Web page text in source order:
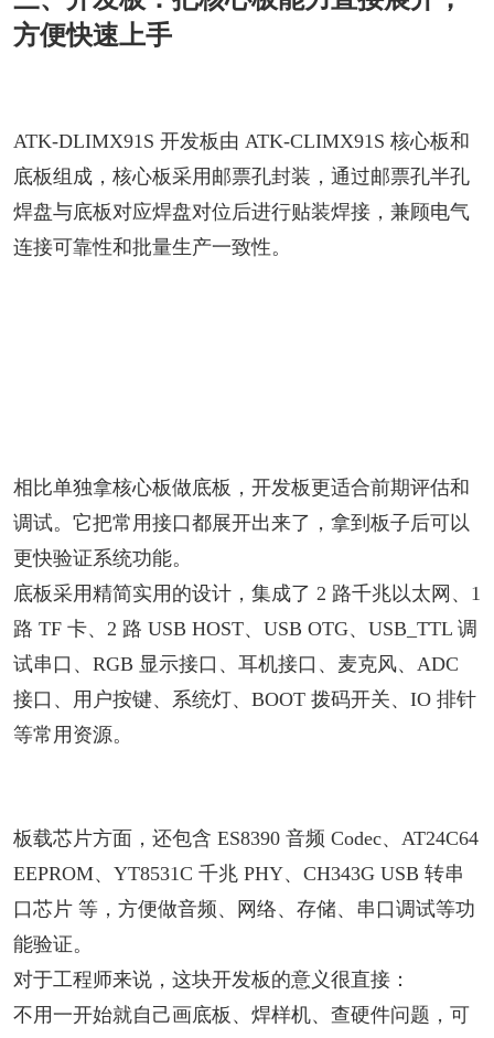
方便快速上手
ATK-DLIMX91S 开发板由 ATK-CLIMX91S 核心板和
底板组成，核心板采用邮票孔封装，通过邮票孔半孔
焊盘与底板对应焊盘对位后进行贴装焊接，兼顾电气
连接可靠性和批量生产一致性。
相比单独拿核心板做底板，开发板更适合前期评估和
调试。它把常用接口都展开出来了，拿到板子后可以
更快验证系统功能。
底板采用精简实用的设计，集成了 2 路千兆以太网、1
路 TF 卡、2 路 USB HOST、USB OTG、USB_TTL 调
试串口、RGB 显示接口、耳机接口、麦克风、ADC
接口、用户按键、系统灯、BOOT 拨码开关、IO 排针
等常用资源。
板载芯片方面，还包含 ES8390 音频 Codec、AT24C64
EEPROM、YT8531C 千兆 PHY、CH343G USB 转串
口芯片 等，方便做音频、网络、存储、串口调试等功
能验证。
对于工程师来说，这块开发板的意义很直接：
不用一开始就自己画底板、焊样机、查硬件问题，可